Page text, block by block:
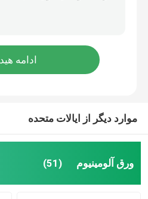
موارد دیگر از ایالات متحده
ورق آلومینیوم (51)